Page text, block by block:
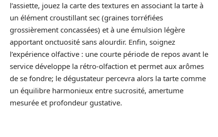
l’assiette, jouez la carte des textures en associant la tarte à
un élément croustillant sec (graines torréfiées
grossièrement concassées) et à une émulsion légère
apportant onctuosité sans alourdir. Enfin, soignez
l’expérience olfactive : une courte période de repos avant le
service développe la rétro-olfaction et permet aux arômes
de se fondre; le dégustateur percevra alors la tarte comme
un équilibre harmonieux entre sucrosité, amertume
mesurée et profondeur gustative.